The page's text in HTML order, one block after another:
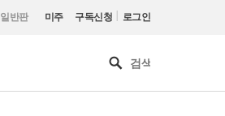
일반판 미주 구독신청 | 로그인